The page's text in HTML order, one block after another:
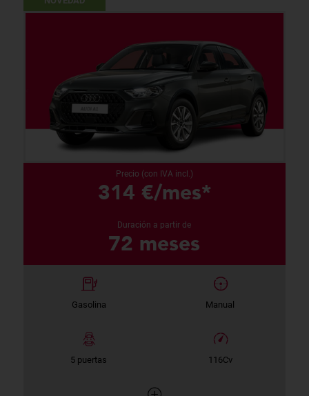
Precio (con IVA incl.)
314 €/mes*
Duración a partir de
72 meses
Gasolina Manual
5 puertas 116Cv